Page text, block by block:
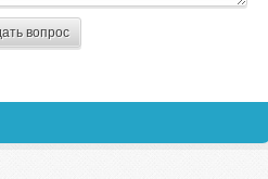
вопрос